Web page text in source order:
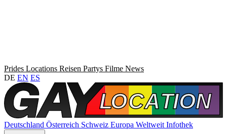
Prides Locations Reisen Partys Filme News
DE EN ES
Deutschland Österreich Schweiz Europa Weltweit Infothek